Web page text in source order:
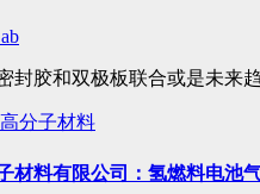
封胶和双极板联合或是未来
高分子材料
材料有限公司：氢燃料电池